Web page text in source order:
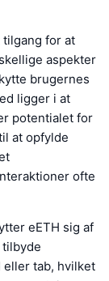
for at
aspekter
brugernes
ligger i at
potentialet for
at opfylde
ofte
eETH sig af
tab, hvilket